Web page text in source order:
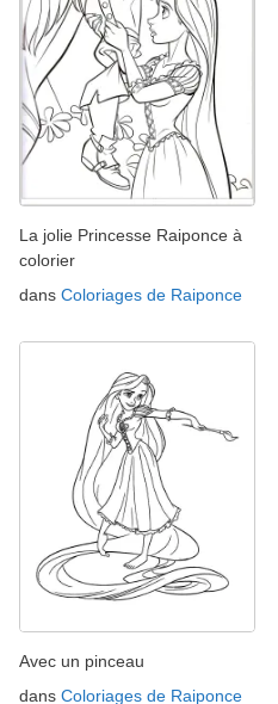
La jolie Princesse Raiponce à
colorier
dans Coloriages de Raiponce
Avec un pinceau
dans Coloriages de Raiponce